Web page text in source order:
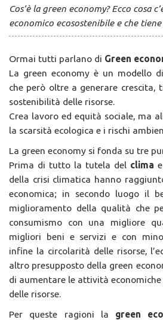
Cos’è la green economy? Ecco cosa
economico ecosostenibile e che
Ormai tutti parlano di Green
La green economy è un modello di
che però oltre a generare crescita,
sostenibilità delle risorse.
Crea lavoro ed equità sociale, ma
la scarsità ecologica e i rischi
La green economy si fonda su tre
Prima di tutto la tutela del clima
della crisi climatica hanno
economica; in secondo luogo il
miglioramento della qualità che
consumismo con una migliore
migliori beni e servizi e con
infine la circolarità delle risorse,
altro presupposto della green
di aumentare le attività
delle risorse.
Per queste ragioni la green